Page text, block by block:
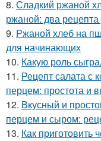
8. Сладкий ржаной
ржаной: два
9. Ржаной хлеб на
для начинающих
10. Какую роль
11. Рецепт салата с
перцем: простота и
12. Вкусный и
перцем и сыром:
13. Как приготовить